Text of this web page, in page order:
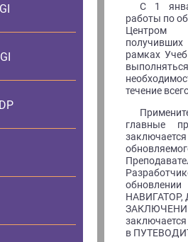
С 1
работы по
Центром
рамках
течение
главные
в